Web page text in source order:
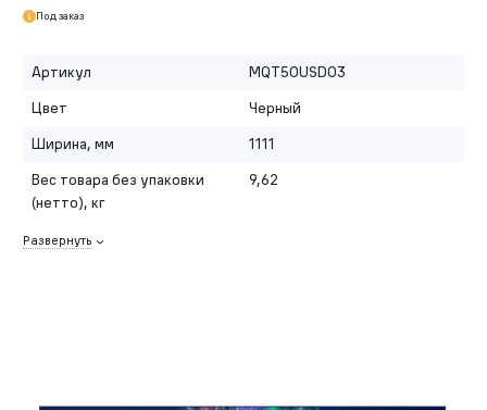
Под заказ
Артикул
MQT50USD03
Цвет
Черный
Ширина, мм
1111
Вес товара без упаковки
(нетто), кг
9,62
Развернуть